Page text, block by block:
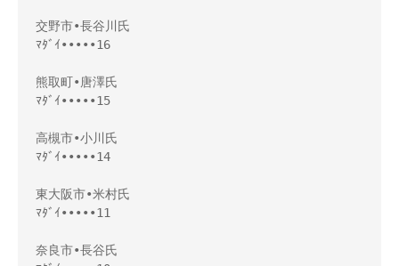
交野市•長谷川氏
ﾏﾀﾞｲ•••••16
熊取町•唐澤氏
ﾏﾀﾞｲ•••••15
高槻市•小川氏
ﾏﾀﾞｲ•••••14
東大阪市•米村氏
ﾏﾀﾞｲ•••••11
奈良市•長谷氏